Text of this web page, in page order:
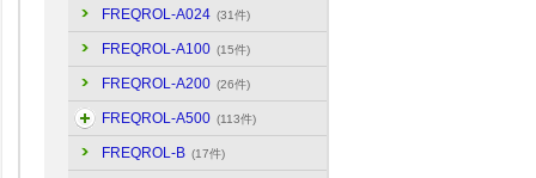
FREQROL-A024 (31件)
FREQROL-A100 (15件)
FREQROL-A200 (26件)
FREQROL-A500 (113件)
FREQROL-B (17件)